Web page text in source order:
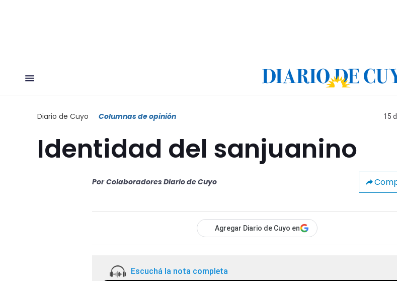
Diario de Cuyo Columnas de opinión 15
Identidad del sanjuanino
Por Colaboradores Diario de Cuyo
Agregar Diario de Cuyo en
Escuchá la nota completa